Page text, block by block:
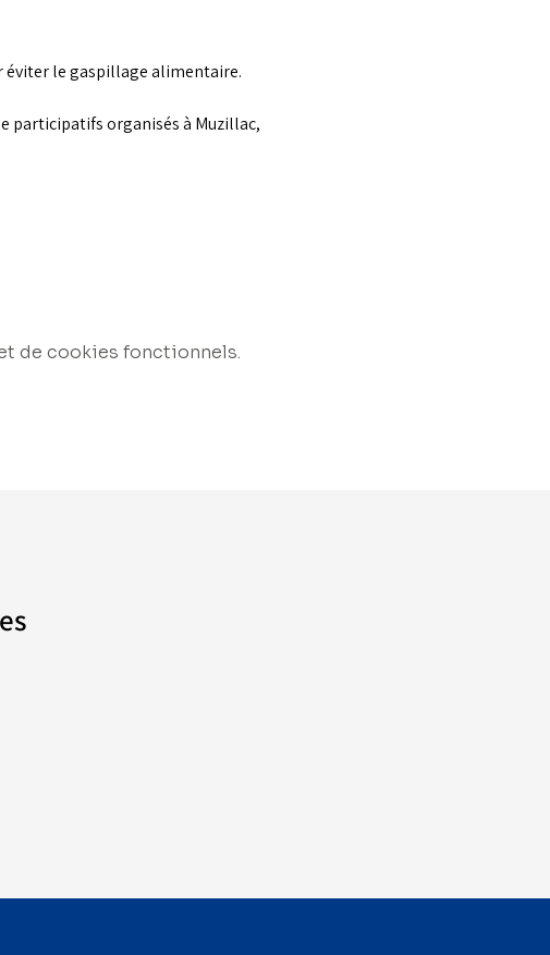
éviter le gaspillage alimentaire.
participatifs organisés à Muzillac,
de cookies fonctionnels.